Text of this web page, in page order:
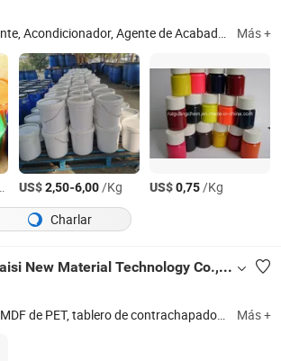
Espesante, Dispersante, Acondicionador, Agente de Acabado, Agente de Desmanchado, Agente Humectante, Agente Nivelador, Agente Antimigrante, Agente de Jabón, Fijador de Color Más +
US$2,50-6,00/Kg US$0,75/Kg
Charlar
Guangdong Haosaisi New Material Technology Co., Ltd
MDF de PET, tablero de contrachapado, tablero de partículas, tablero de madera decorativa, tablero con cara de película, cinta de borde Más +